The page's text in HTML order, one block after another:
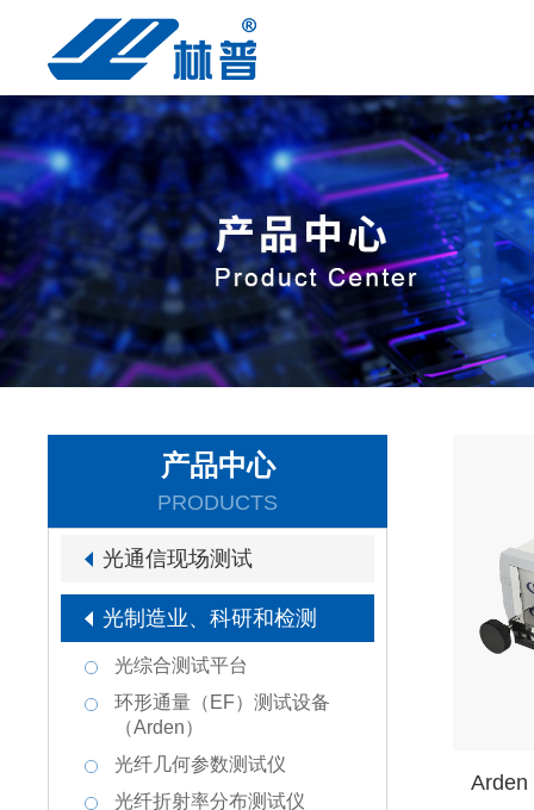
产品中心
PRODUCTS
光通信现场测试
光制造业、科研和检测
光综合测试平台
环形通量（EF）测试设备
（Arden）
光纤几何参数测试仪
光纤折射率分布测试仪
Arden